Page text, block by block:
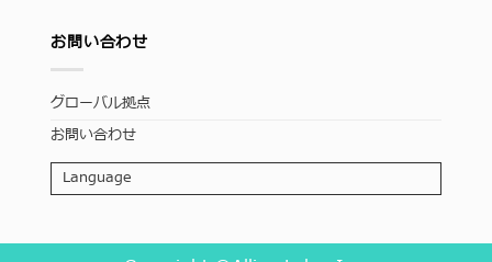
お問い合わせ
グローバル拠点
お問い合わせ
Language